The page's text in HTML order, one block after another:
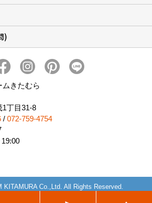
ョン
)
きたむら
1丁目31-8
/ 072-759-4754
19:00
KITAMURA Co.,Ltd. All Rights Reserved.